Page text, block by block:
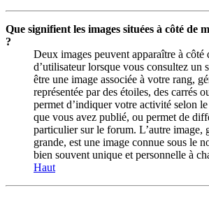
Que signifient les images situées à côté de
?
Deux images peuvent apparaître à côté
d’utilisateur lorsque vous consultez un
être une image associée à votre rang,
représentée par des étoiles, des carrés
permet d’indiquer votre activité selon
que vous avez publié, ou permet de
particulier sur le forum. L’autre image,
grande, est une image connue sous le
bien souvent unique et personnelle à
Haut